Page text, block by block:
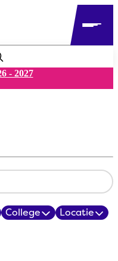
- 2027
College
Locatie